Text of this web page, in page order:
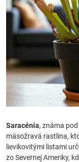
Saracénia, známa
mäsožravá rastlina,
lievikovitými listami
zo Severnej Ameriky,